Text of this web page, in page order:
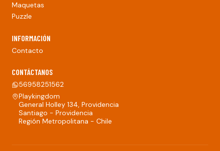
Maquetas
Puzzle
INFORMACIÓN
Contacto
CONTÁCTANOS
56958251562
Playkingdom
General Holley 134, Providencia
Santiago - Providencia
Región Metropolitana - Chile